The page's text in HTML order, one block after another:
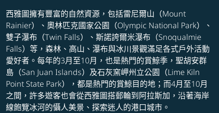
西雅圖擁有豐富的自然資源，包括雷尼爾山（Mount
Rainier）、奧林匹克國家公園（Olympic National Park）、
雙子瀑布（Twin Falls）、斯諾誇爾米瀑布（Snoqualmie
Falls）等，森林、高山、瀑布與冰川景觀滿足各式戶外活動
愛好者。每年的3月至10月，也是熱門的賞鯨季，聖胡安群
島（San Juan Islands）及石灰窯岬州立公園（Lime Kiln
Point State Park），都是熱門的賞鯨目的地；而4月至10月
之間，許多遊客也會從西雅圖搭郵輪到阿拉斯加，沿著海岸
線飽覽冰河的懾人美景、探索迷人的港口城市。